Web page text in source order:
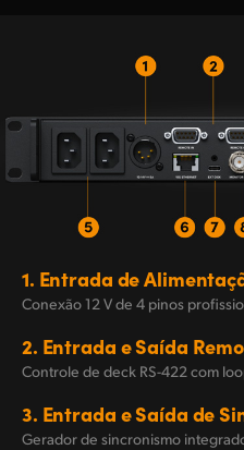
1. Entrada de
Conexão 12 V de 4 pinos
2. Entrada e Saída
Controle de deck RS-422 com
3. Entrada e Saída de
Gerador de sincronismo